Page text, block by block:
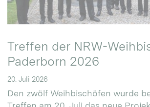
Treffen der NRW-
Paderborn 2026
20. Juli 2026
Den zwölf Weihbischöfen wurde